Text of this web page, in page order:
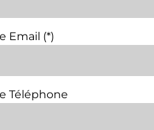
Email (*)
Téléphone